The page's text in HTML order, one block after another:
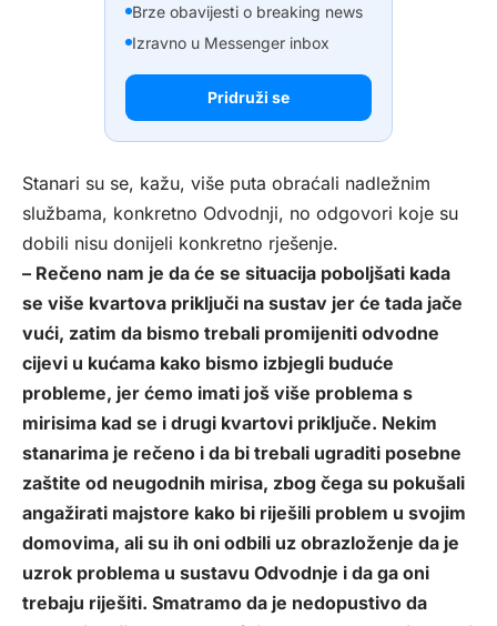
Brze obavijesti o breaking news
Izravno u Messenger inbox
Pridruži se
Stanari su se, kažu, više puta obraćali nadležnim
službama, konkretno Odvodnji, no odgovori koje su
dobili nisu donijeli konkretno rješenje.
– Rečeno nam je da će se situacija poboljšati kada
se više kvartova priključi na sustav jer će tada jače
vući, zatim da bismo trebali promijeniti odvodne
cijevi u kućama kako bismo izbjegli buduće
probleme, jer ćemo imati još više problema s
mirisima kad se i drugi kvartovi priključe. Nekim
stanarima je rečeno i da bi trebali ugraditi posebne
zaštite od neugodnih mirisa, zbog čega su pokušali
angažirati majstore kako bi riješili problem u svojim
domovima, ali su ih oni odbili uz obrazloženje da je
uzrok problema u sustavu Odvodnje i da ga oni
trebaju riješiti. Smatramo da je nedopustivo da